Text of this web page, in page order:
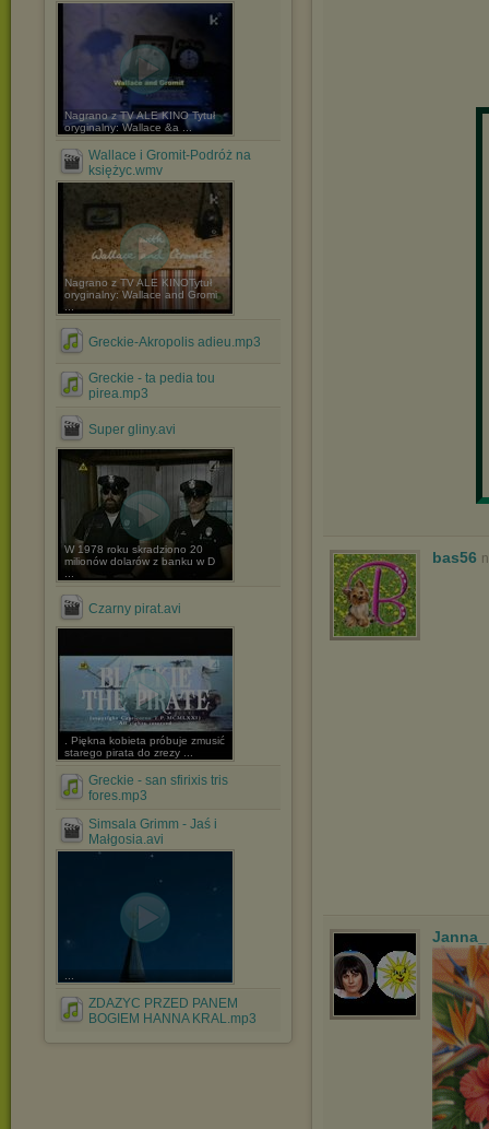
Nagrano z TV ALE KINO Tytuł
oryginalny: Wallace &a ...
Wallace i Gromit-Podróż na
księżyc.wmv
Nagrano z TV ALE KINOTytuł
oryginalny: Wallace and Gromi
Greckie-Akropolis adieu.mp3
Greckie - ta pedia tou
pirea.mp3
Super gliny.avi
W 1978 roku skradziono 20
milionów dolarów z banku w D
Czarny pirat.avi
. Piękna kobieta próbuje zmusić
starego pirata do zrezy ...
Greckie - san sfirixis tris
fores.mp3
Simsala Grimm - Jaś i
Małgosia.avi
ZDAZYC PRZED PANEM
BOGIEM HANNA KRAL.mp3
bas56
Janna_